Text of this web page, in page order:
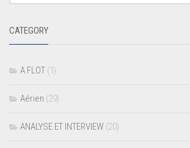
CATEGORY
A FLOT (1)
Aérien (29)
ANALYSE ET INTERVIEW (20)